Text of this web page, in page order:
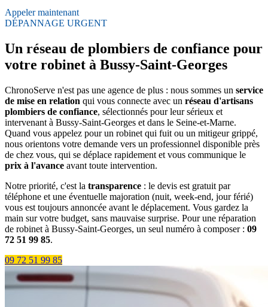
Appeler maintenant
DÉPANNAGE URGENT
Un réseau de plombiers de confiance pour
votre robinet à Bussy-Saint-Georges
ChronoServe n'est pas une agence de plus : nous sommes un service
de mise en relation qui vous connecte avec un réseau d'artisans
plombiers de confiance, sélectionnés pour leur sérieux et
intervenant à Bussy-Saint-Georges et dans le Seine-et-Marne.
Quand vous appelez pour un robinet qui fuit ou un mitigeur grippé,
nous orientons votre demande vers un professionnel disponible près
de chez vous, qui se déplace rapidement et vous communique le
prix à l'avance avant toute intervention.
Notre priorité, c'est la transparence : le devis est gratuit par
téléphone et une éventuelle majoration (nuit, week-end, jour férié)
vous est toujours annoncée avant le déplacement. Vous gardez la
main sur votre budget, sans mauvaise surprise. Pour une réparation
de robinet à Bussy-Saint-Georges, un seul numéro à composer : 09
72 51 99 85.
09 72 51 99 85